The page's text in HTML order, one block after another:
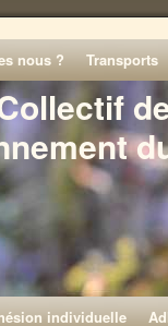
nous ? Transports
individuelle